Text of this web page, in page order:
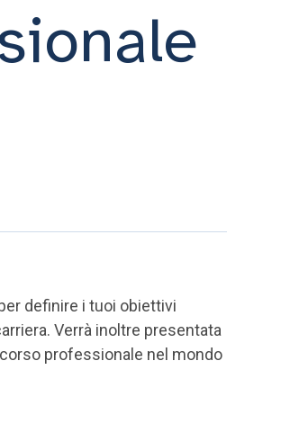
definire i tuoi obiettivi
Verrà inoltre presentata
professionale nel mondo